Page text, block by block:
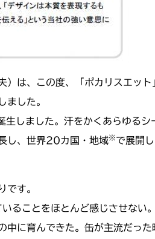
は、この度、「ポカリスエッ
した。
しました。汗をかくあらゆる
し、世界20カ国・地域※で展開
です。
ることをほとんど感じさせな
に育んできた。缶が主流だっ